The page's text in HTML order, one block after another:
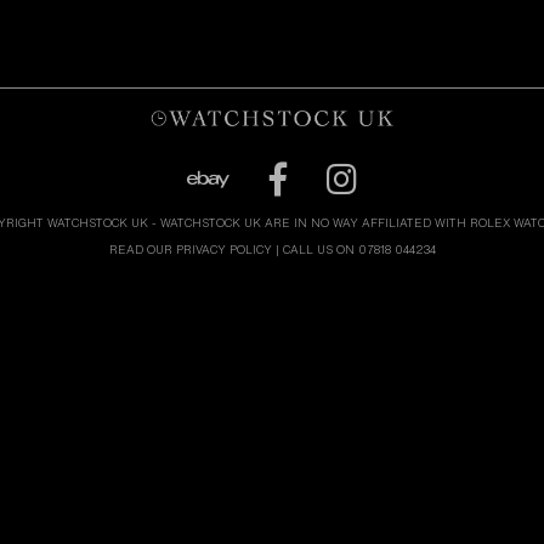
WATCHSTOCK UK - WATCHSTOCK UK ARE IN NO WAY AFFILIATED WITH ROLEX
READ OUR PRIVACY POLICY | CALL US ON 07818 044234